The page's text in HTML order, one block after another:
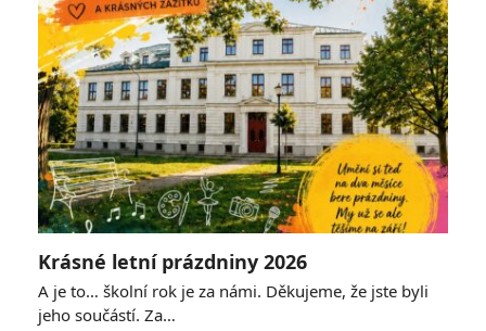
Krásné letní prázdniny 2026
A je to… školní rok je za námi. Děkujeme, že jste byli
jeho součástí. Za…